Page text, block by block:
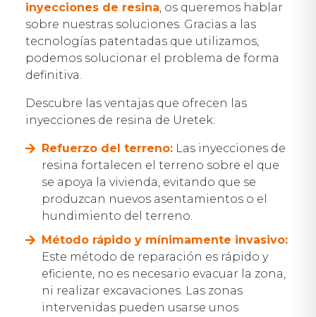
inyecciones de resina, os queremos hablar
sobre nuestras soluciones. Gracias a las
tecnologías patentadas que utilizamos,
podemos solucionar el problema de forma
definitiva.
Descubre las ventajas que ofrecen las
inyecciones de resina de Uretek:
Refuerzo del terreno: Las inyecciones de
resina fortalecen el terreno sobre el que
se apoya la vivienda, evitando que se
produzcan nuevos asentamientos o el
hundimiento del terreno.
Método rápido y mínimamente invasivo:
Este método de reparación es rápido y
eficiente, no es necesario evacuar la zona,
ni realizar excavaciones. Las zonas
intervenidas pueden usarse unos